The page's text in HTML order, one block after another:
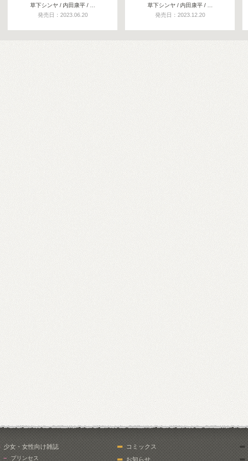
草下シンヤ / 内田康平 / …
発売日：2023.06.20
草下シンヤ / 内田康平 / …
発売日：2023.12.20
少女・女性向け雑誌
プリンセス
コミックス
お知らせ